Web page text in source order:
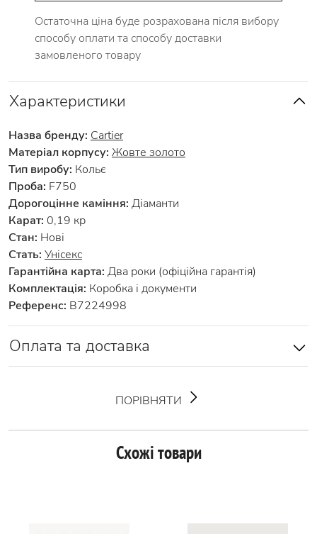
Остаточна ціна буде розрахована після вибору
способу оплати та способу доставки
замовленого товару
Характеристики
Назва бренду: Cartier
Матеріал корпусу: Жовте золото
Тип виробу: Кольє
Проба: F750
Дорогоцінне каміння: Діаманти
Карат: 0,19 кр
Стан: Нові
Стать: Унісекс
Гарантійна карта: Два роки (офіційна гарантія)
Комплектація: Коробка і документи
Референс: B7224998
Оплата та доставка
ПОРІВНЯТИ
Схожі товари